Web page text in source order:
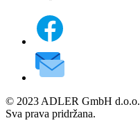
© 2023 ADLER GmbH d.o.o.
Sva prava pridržana.